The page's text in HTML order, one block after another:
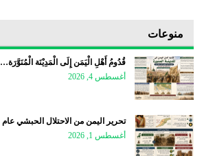
منوعات
قُدُومُ أَهْلِ الْيَمَن إِلَى الْمَدِيْنَة الْمُنَوَّرَة…
أغسطس 4, 2026
تحرير اليمن من الاحتلال الحبشي عام 572م. معركة غَيْمَان..…
أغسطس 1, 2026